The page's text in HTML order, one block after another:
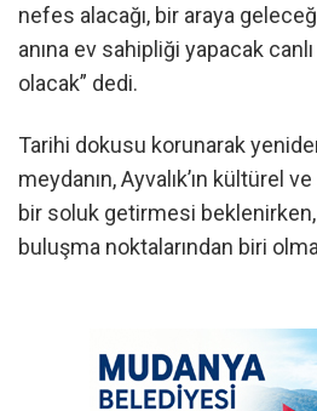
nefes alacağı, bir araya
anına ev sahipliği yapacak
olacak” dedi.
Tarihi dokusu korunarak
meydanın, Ayvalık’ın kültürel
bir soluk getirmesi
buluşma noktalarından biri